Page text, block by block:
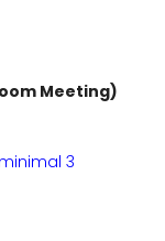
Meeting)
3